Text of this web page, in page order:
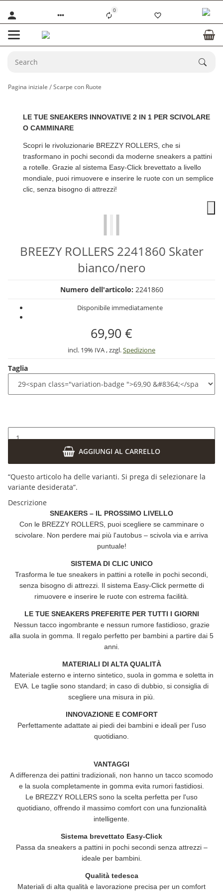
0
Pagina iniziale Scarpe con Ruote
LE TUE SNEAKERS INNOVATIVE 2 IN 1 PER SCIVOLARE
O CAMMINARE
Scopri le rivoluzionarie BREZZY ROLLERS , che si
trasformano in pochi secondi da moderne sneakers a pattini
a rotelle. Grazie al sistema Easy-Click brevettato a livello
mondiale, puoi rimuovere e inserire le ruote con un semplice
clic, senza bisogno di attrezzi!
BREEZY ROLLERS 2241860 Skater
bianco/nero
Numero dell'articolo: 2241860
Disponibile immediatamente
69,90 €
incl. 19% IVA , zzgl.Spedizione
Taglia
AGGIUNGI AL CARRELLO
x
“Questo articolo ha delle varianti. Si prega di selezionare la
variante desiderata”.
Descrizione
SNEAKERS – IL PROSSIMO LIVELLO
Con le BREZZY ROLLERS, puoi scegliere se camminare o
scivolare. Non perdere mai più l'autobus – scivola via e arriva
puntuale!
SISTEMA DI CLIC UNICO
Trasforma le tue sneakers in pattini a rotelle in pochi secondi,
senza bisogno di attrezzi. Il sistema Easy-Click permette di
rimuovere e inserire le ruote con estrema facilità.
LE TUE SNEAKERS PREFERITE PER TUTTI I GIORNI
Nessun tacco ingombrante e nessun rumore fastidioso, grazie
alla suola in gomma. Il regalo perfetto per bambini a partire dai 5
anni.
MATERIALI DI ALTA QUALITÀ
Materiale esterno e interno sintetico, suola in gomma e soletta in
EVA. Le taglie sono standard; in caso di dubbio, si consiglia di
scegliere una misura in più.
INNOVAZIONE E COMFORT
Perfettamente adattate ai piedi dei bambini e ideali per l’uso
quotidiano.
VANTAGGI
A differenza dei pattini tradizionali, non hanno un tacco scomodo
e la suola completamente in gomma evita rumori fastidiosi.
Le BREZZY ROLLERS sono la scelta perfetta per l'uso
quotidiano, offrendo il massimo comfort con una funzionalità
intelligente.
Sistema brevettato Easy-Click
Passa da sneakers a pattini in pochi secondi senza attrezzi –
ideale per bambini.
Qualità tedesca
Materiali di alta qualità e lavorazione precisa per un comfort